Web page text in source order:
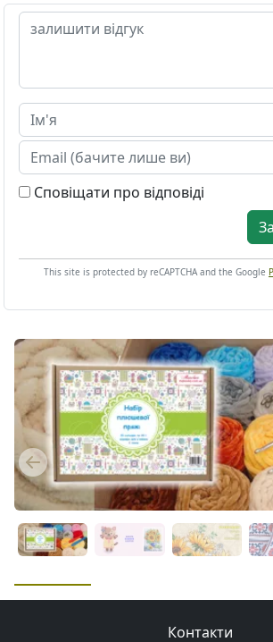
Сповіщати про відповіді
This site is protected by reCAPTCHA and the Google
Previous
Контакти